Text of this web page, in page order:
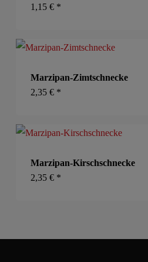
1,15 € *
Marzipan-Zimtschnecke
2,35 € *
Marzipan-Kirschschnecke
2,35 € *